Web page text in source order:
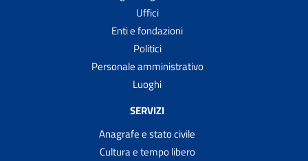
Uffici
Enti e fondazioni
Politici
Personale amministrativo
Luoghi
SERVIZI
Anagrafe e stato civile
Cultura e tempo libero